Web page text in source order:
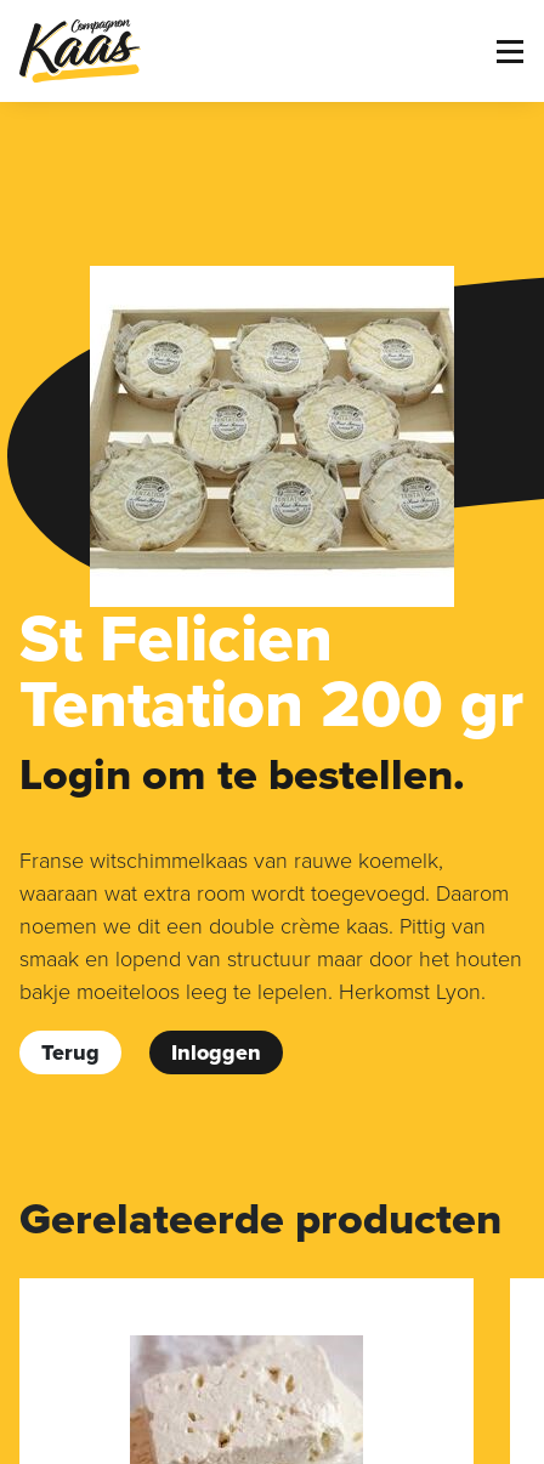
St Felicien
Tentation 200 gr
Login om te bestellen.
Franse witschimmelkaas van rauwe koemelk,
waaraan wat extra room wordt toegevoegd. Daarom
noemen we dit een double crème kaas. Pittig van
smaak en lopend van structuur maar door het houten
bakje moeiteloos leeg te lepelen. Herkomst Lyon.
Terug Inloggen
Gerelateerde producten